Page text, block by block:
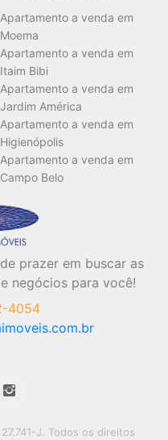
Apartamento a venda em
Moema
Apartamento a venda em
Itaim Bibi
Apartamento a venda em
Jardim América
Apartamento a venda em
Higienópolis
Apartamento a venda em
Campo Belo
prazer em buscar as
negócios para você!
4054
J. Todos os direitos